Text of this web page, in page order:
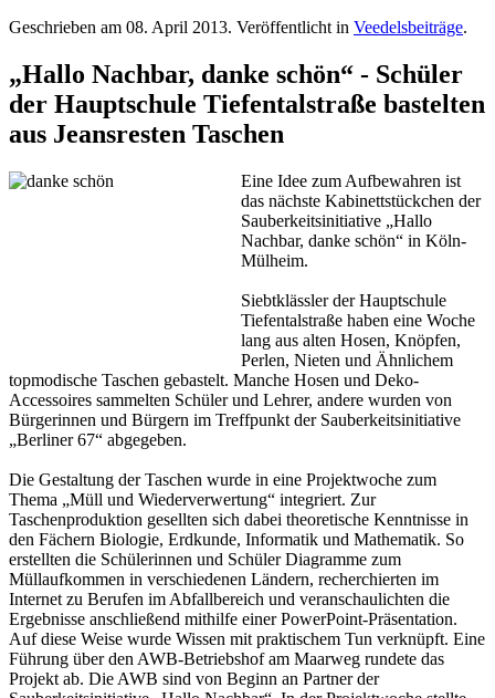
Geschrieben am 08. April 2013. Veröffentlicht in Veedelsbeiträge.
„Hallo Nachbar, danke schön“ - Schüler
der Hauptschule Tiefentalstraße bastelten
aus Jeansresten Taschen
Eine Idee zum Aufbewahren ist
das nächste Kabinettstückchen der
Sauberkeitsinitiative „Hallo
Nachbar, danke schön“ in Köln-
Mülheim.
Siebtklässler der Hauptschule
Tiefentalstraße haben eine Woche
lang aus alten Hosen, Knöpfen,
Perlen, Nieten und Ähnlichem
topmodische Taschen gebastelt. Manche Hosen und Deko-
Accessoires sammelten Schüler und Lehrer, andere wurden von
Bürgerinnen und Bürgern im Treffpunkt der Sauberkeitsinitiative
„Berliner 67“ abgegeben.
Die Gestaltung der Taschen wurde in eine Projektwoche zum
Thema „Müll und Wiederverwertung“ integriert. Zur
Taschenproduktion gesellten sich dabei theoretische Kenntnisse in
den Fächern Biologie, Erdkunde, Informatik und Mathematik. So
erstellten die Schülerinnen und Schüler Diagramme zum
Müllaufkommen in verschiedenen Ländern, recherchierten im
Internet zu Berufen im Abfallbereich und veranschaulichten die
Ergebnisse anschließend mithilfe einer PowerPoint-Präsentation.
Auf diese Weise wurde Wissen mit praktischem Tun verknüpft. Eine
Führung über den AWB-Betriebshof am Maarweg rundete das
Projekt ab. Die AWB sind von Beginn an Partner der